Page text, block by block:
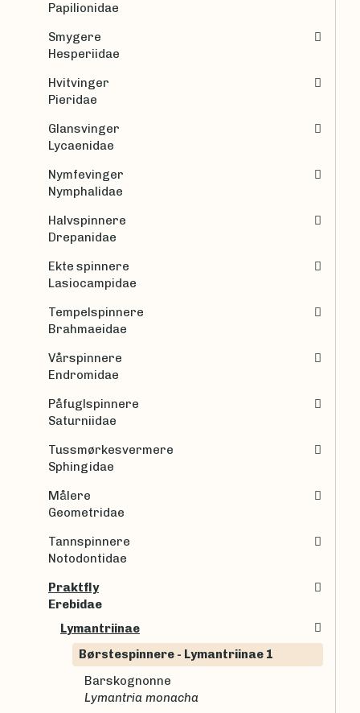
Papilionidae
Smygere
Hesperiidae
Hvitvinger
Pieridae
Glansvinger
Lycaenidae
Nymfevinger
Nymphalidae
Halvspinnere
Drepanidae
Ekte spinnere
Lasiocampidae
Tempelspinnere
Brahmaeidae
Vårspinnere
Endromidae
Påfuglspinnere
Saturniidae
Tussmørkesvermere
Sphingidae
Målere
Geometridae
Tannspinnere
Notodontidae
Praktfly
Erebidae
Lymantriinae
Børstespinnere - Lymantriinae 1
Barskognonne
Lymantria monacha